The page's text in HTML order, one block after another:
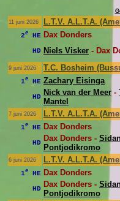
11 juni 2026
L.T.V. A.L.T.A.
2e HE Dax Donders
HD Niels Visker - Dax
9 juni 2026 T.C. Bosheim
1e HE Zachary Eisinga
HD Nick van der Meer -
Mantel
7 juni 2026 L.T.V. A.L.T.A.
1e HE Dax Donders
HD Dax Donders -
Pontjodikromo
6 juni 2026 L.T.V. A.L.T.A.
1e HE Dax Donders
HD Dax Donders -
Pontjodikromo